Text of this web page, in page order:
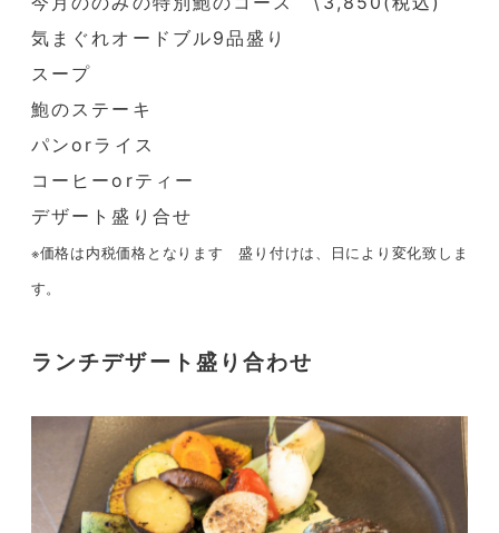
気まぐれオードブル9品盛り
スープ
鮑のステーキ
パンorライス
コーヒーorティー
デザート盛り合せ
※価格は内税価格となります 盛り付けは、日により変化致しま
す。
ランチデザート盛り合わせ